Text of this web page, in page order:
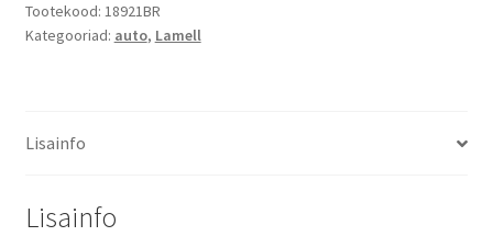
Tootekood: 18921BR
Kategooriad: auto, Lamell
Lisainfo
Lisainfo